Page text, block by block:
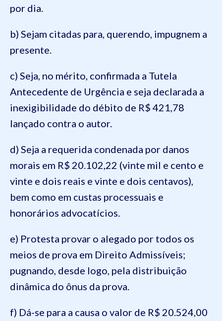
por dia.
b) Sejam citadas para, querendo, impugnem a
presente.
c) Seja, no mérito, confirmada a Tutela
Antecedente de Urgência e seja declarada a
inexigibilidade do débito de R$ 421,78
lançado contra o autor.
d) Seja a requerida condenada por danos
morais em R$ 20.102,22 (vinte mil e cento e
vinte e dois reais e vinte e dois centavos),
bem como em custas processuais e
honorários advocatícios.
e) Protesta provar o alegado por todos os
meios de prova em Direito Admissíveis;
pugnando, desde logo, pela distribuição
dinâmica do ônus da prova.
f) Dá-se para a causa o valor de R$ 20.524,00